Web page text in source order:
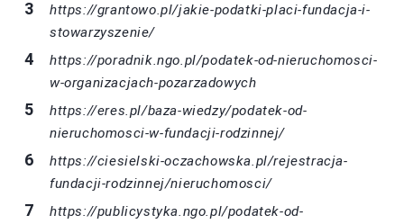
https://grantowo.pl/jakie-podatki-placi-fundacja-i-
stowarzyszenie/
https://poradnik.ngo.pl/podatek-od-nieruchomosci-
w-organizacjach-pozarzadowych
https://eres.pl/baza-wiedzy/podatek-od-
nieruchomosci-w-fundacji-rodzinnej/
https://ciesielski-oczachowska.pl/rejestracja-
fundacji-rodzinnej/nieruchomosci/
https://publicystyka.ngo.pl/podatek-od-